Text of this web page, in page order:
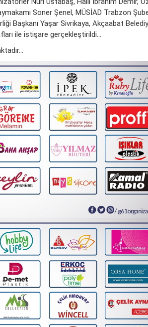
Soner Şenel, MÜSİAD Trabzon
Başkanı Yaşar Sivrikaya, Akçaabat
ile istişare gerçekleştirildi...